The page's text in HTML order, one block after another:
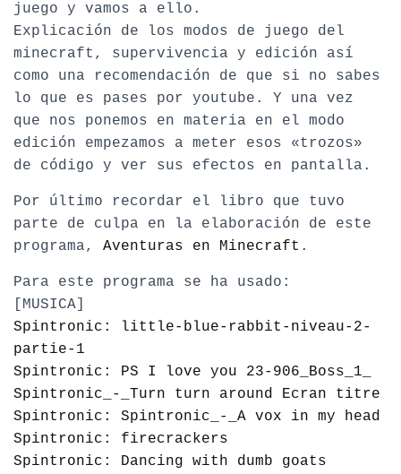
juego y vamos a ello.
Explicación de los modos de juego del
minecraft, supervivencia y edición así
como una recomendación de que si no sabes
lo que es pases por youtube. Y una vez
que nos ponemos en materia en el modo
edición empezamos a meter esos «trozos»
de código y ver sus efectos en pantalla.
Por último recordar el libro que tuvo
parte de culpa en la elaboración de este
programa, Aventuras en Minecraft .
Para este programa se ha usado:
[MUSICA]
Spintronic: little-blue-rabbit-niveau-2-
partie-1
Spintronic: PS I love you 23-906_Boss_1_
Spintronic_-_Turn turn around Ecran titre
Spintronic: Spintronic_-_A vox in my head
Spintronic: firecrackers
Spintronic: Dancing with dumb goats